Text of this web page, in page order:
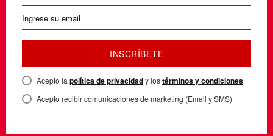
INSCRÍBETE
Acepto la política de privacidady lostérminos y condiciones
Acepto recibir comunicaciones de marketing (Email y SMS)